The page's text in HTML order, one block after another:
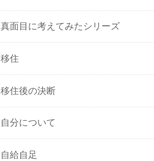
真面目に考えてみたシリーズ
移住
移住後の決断
自分について
自給自足